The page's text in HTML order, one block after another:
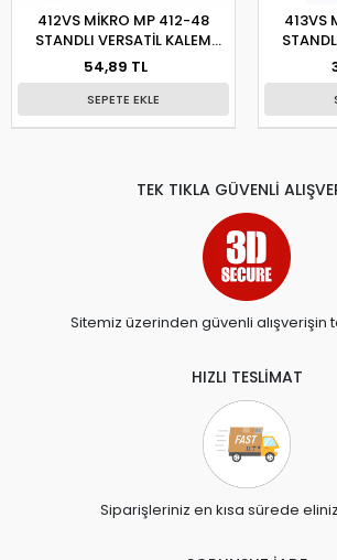
412VS MİKRO MP 412-48
STANDLI VERSATİL KALEM
0,7MM
54,89 TL
SEPETE EKLE
413VS
TEK TIKLA GÜVENLİ
Sitemiz üzerinden güvenli alışverişin
HIZLI TESLİMAT
Siparişleriniz en kısa sürede